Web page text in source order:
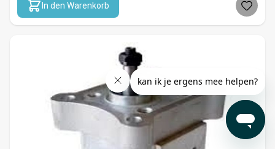
In den Warenkorb